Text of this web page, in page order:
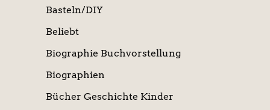
Basteln/DIY
Beliebt
Biographie Buchvorstellung
Biographien
Bücher Geschichte Kinder